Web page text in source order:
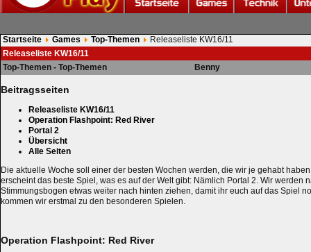
Startseite Games Top-Themen
Releaseliste KW16/11
Releaseliste KW16/11
Top-Themen - Top-Themen
Benny
Beitragsseiten
Releaseliste KW16/11
Operation Flashpoint: Red River
Portal 2
Übersicht
Alle Seiten
Die aktuelle Woche soll einer der besten Wochen werden, die wir je gehabt
erscheint das beste Spiel, was es auf der Welt gibt: Nämlich Portal 2. Wir werden
Stimmungsbogen etwas weiter nach hinten ziehen, damit ihr euch auf das Spiel
kommen wir erstmal zu den besonderen Spielen.
Operation Flashpoint: Red River